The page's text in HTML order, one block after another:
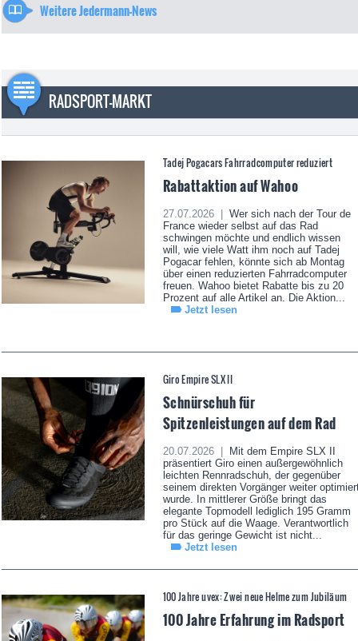
Weitere Jedermann-News
RADSPORT-MARKT
Tadej Pogacars Fahrradcomputer reduziert
Rabattaktion auf Wahoo
27.07.2026 |
Wer sich nach der Tour de
France wieder selbst auf das Rad
schwingen möchte und endlich wissen
will, wie viele Watt ihm noch auf Tadej
Pogacar fehlen, könnte sich ab Montag
über einen reduzierten Fahrradcomputer
freuen. Wahoo bietet Rabatte bis zu 20
Prozent auf alle Artikel an. Die Aktion...
Jetzt lesen
Giro Empire SLX II
Schnürschuh für
Spitzenleistungen auf dem Rad
20.07.2026 |
Mit dem Empire SLX II
präsentiert Giro einen außergewöhnlich
leichten Rennradschuh, der gegenüber
seinem direkten Vorgänger weiter
wurde. In mittlerer Größe bringt das
elegante Topmodell lediglich 195 Gramm
pro Stück auf die Waage. Verantwortlich
für das geringe Gewicht ist nicht...
Jetzt lesen
100 Jahre uvex: Zwei neue Helme zum Jubiläum
100 Jahre Erfahrung im Radsport